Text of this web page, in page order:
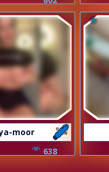
moor
638